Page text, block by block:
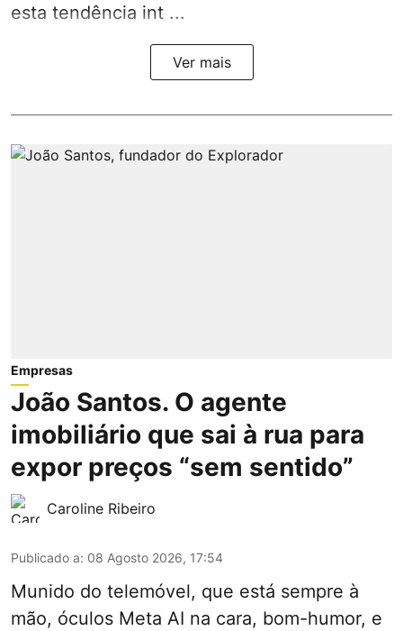
esta tendência int ...
Ver mais
Empresas
João Santos. O agente
imobiliário que sai à rua para
expor preços “sem sentido”
Caroline Ribeiro
Publicado a: 08 Agosto 2026, 17:54
Munido do telemóvel, que está sempre à
mão, óculos Meta AI na cara, bom-humor, e